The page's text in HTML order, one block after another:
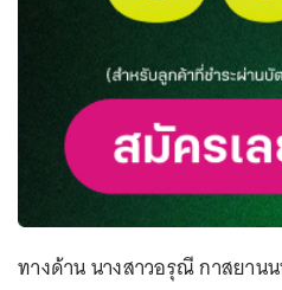
ทางด้าน นางสาวอรุณี กาสยาน